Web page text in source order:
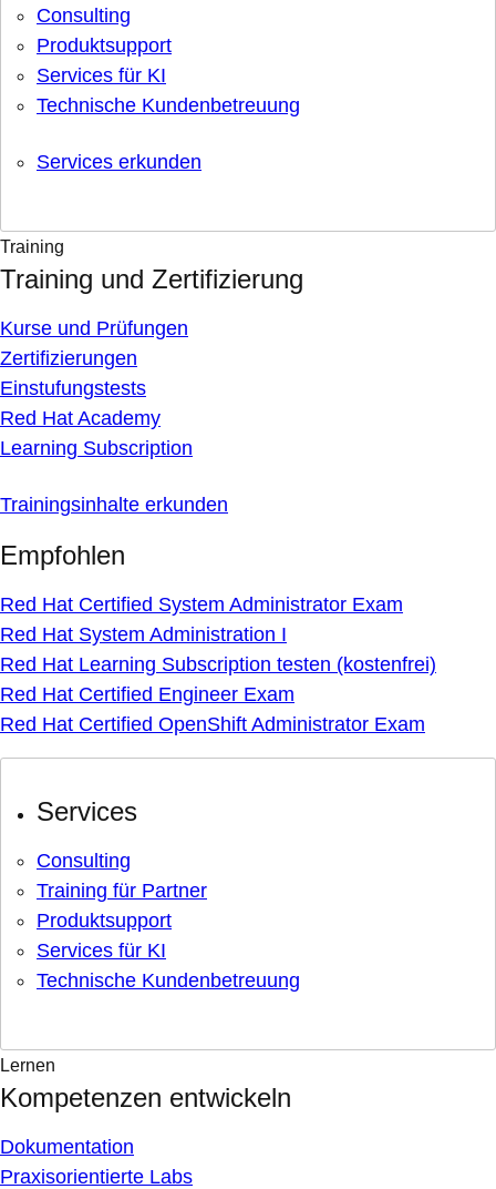
Consulting
Produktsupport
Services für KI
Technische Kundenbetreuung
Services erkunden
Training
Training und Zertifizierung
Kurse und Prüfungen
Zertifizierungen
Einstufungstests
Red Hat Academy
Learning Subscription
Trainingsinhalte erkunden
Empfohlen
Red Hat Certified System Administrator Exam
Red Hat System Administration I
Red Hat Learning Subscription testen (kostenfrei)
Red Hat Certified Engineer Exam
Red Hat Certified OpenShift Administrator Exam
Services
Consulting
Training für Partner
Produktsupport
Services für KI
Technische Kundenbetreuung
Lernen
Kompetenzen entwickeln
Dokumentation
Praxisorientierte Labs